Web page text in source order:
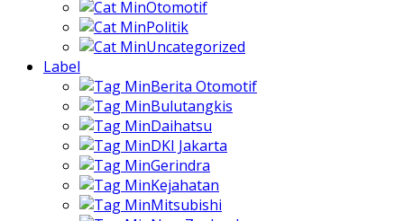
Otomotif
Politik
Uncategorized
Label
Berita Otomotif
Bulutangkis
Daihatsu
DKI Jakarta
Gerindra
Kejahatan
Mitsubishi